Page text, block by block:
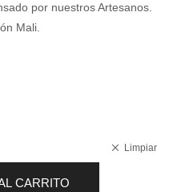
por nuestros Artesanos.
Mali.
Limpiar
CARRITO